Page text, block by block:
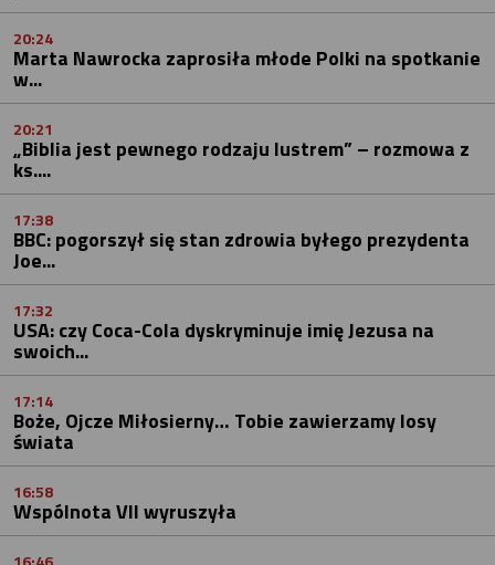
20:24
Marta Nawrocka zaprosiła młode Polki na spotkanie
w...
20:21
„Biblia jest pewnego rodzaju lustrem” – rozmowa z
ks....
17:38
BBC: pogorszył się stan zdrowia byłego prezydenta
Joe...
17:32
USA: czy Coca-Cola dyskryminuje imię Jezusa na
swoich...
17:14
Boże, Ojcze Miłosierny… Tobie zawierzamy losy
świata
16:58
Wspólnota VII wyruszyła